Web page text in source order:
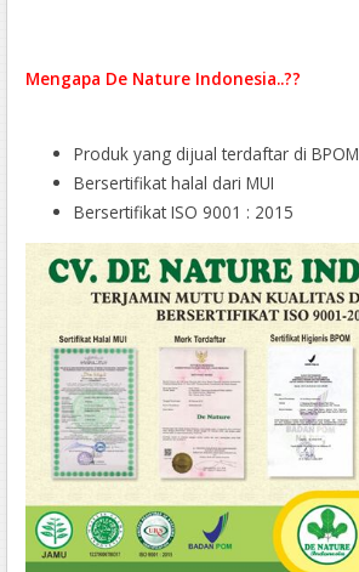
Mengapa De Nature Indonesia..??
Produk yang dijual terdaftar di BPOM
Bersertifikat halal dari MUI
Bersertifikat ISO 9001 : 2015